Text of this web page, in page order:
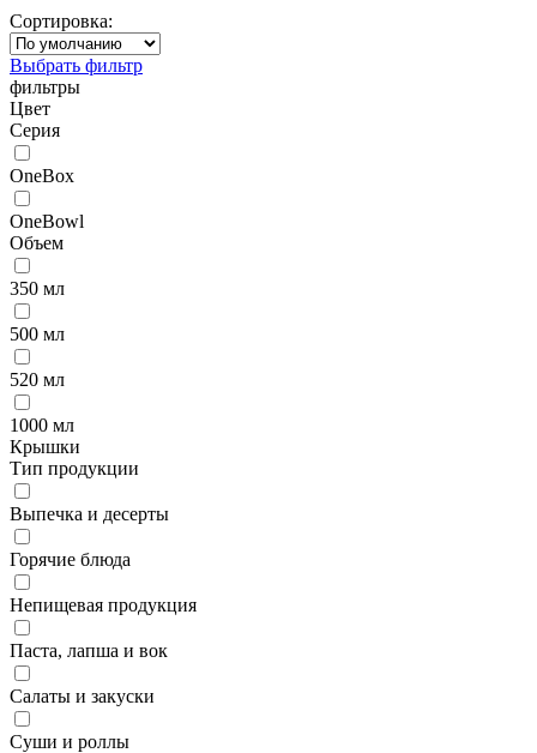
Сортировка:
Выбрать фильтр
фильтры
Цвет
Серия
OneBox
OneBowl
Объем
350 мл
500 мл
520 мл
1000 мл
Крышки
Тип продукции
Выпечка и десерты
Горячие блюда
Непищевая продукция
Паста, лапша и вок
Салаты и закуски
Суши и роллы